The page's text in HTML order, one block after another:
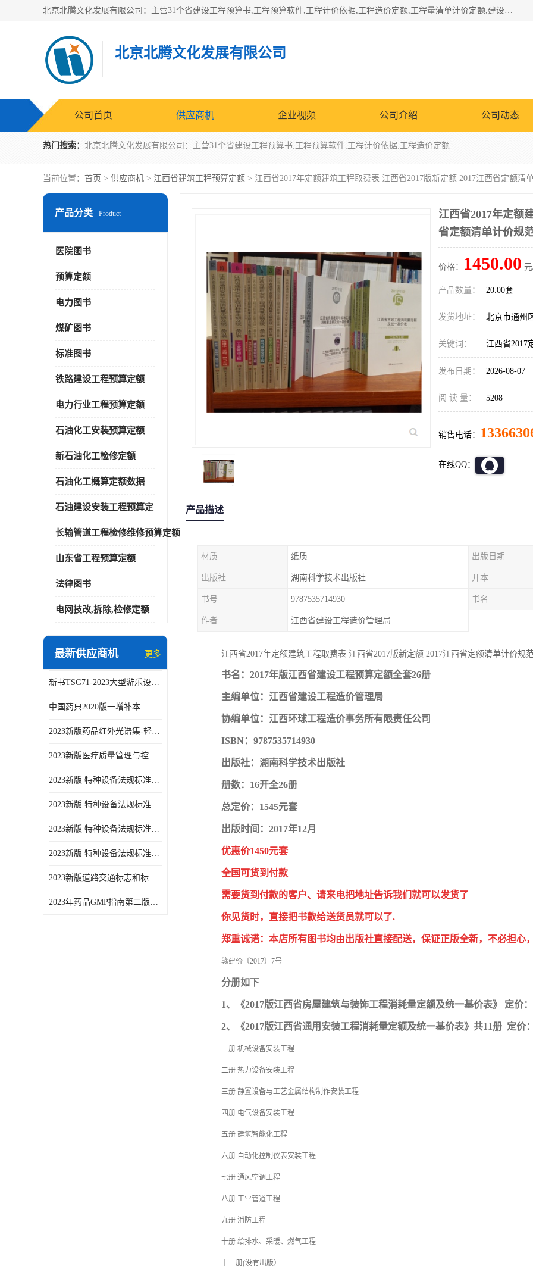
北京北腾文化发展有限公司：主营31个省建设工程预算书,工程预算软件,工程计价依据,工程造价定额,工程量清单计价定额,建设工程量消耗量定额,各行业工程预算定额,铁路定额,电力定额,矿山定额,*,黄金定额,钢铁企业检修定额,中石化安装检修定额,煤矿图书,医院书籍等.诚信的经营，在发展的同时公司不忘不断总结不断优化为客户的服务，和一如既往的热情赢得了新老客户的极高评价及青睐。
北京北腾文化发展有限公司
公司首页 供应商机 企业视频 公司介绍 公司动态
热门搜索： 北京北腾文化发展有限公司：主营31个省建设工程预算书,工程预算软件,工程计价依据,工程造价定额,工程量清单计价定额,建设工程量消耗量定额,各行业工程预算定额,铁路定额,电力定额,矿山定额,*,黄金定额,钢铁企业检修定额,中石化安装检修定额,煤矿图书,医院书籍等.诚信的经营，在发展的同时公司不忘不断总结不断优化为客户的服务，和一如既往的热情赢得了新老客户的极高评价及青睐。
当前位置： 首页 > 供应商机 > 江西省建筑工程预算定额 > 江西省2017年定额建筑工程取费表 江西省2017版新定额 2017江西省定额清
产品分类 Product
医院图书
预算定额
电力图书
煤矿图书
标准图书
铁路建设工程预算定额
电力行业工程预算定额
石油化工安装预算定额
新石油化工检修定额
石油化工概算定额数据
石油建设安装工程预算定
长输管道工程检修维修预算定额
山东省工程预算定额
法律图书
电网技改,拆除,检修定额
最新供应商机 更多
新书TSG71-2023大型游乐设施安全技术规程
中国药典2020版一增补本
2023新版药品红外光谱集-轻工业出版社
2023新版医疗质量管理与控制指标汇编5.0版
2023新版 特种设备法规标准手册 机电类标准客运索道卷
2023新版 特种设备法规标准手册 机电类标准游乐设施卷
2023新版 特种设备法规标准手册 安全技术规范卷共三本
2023新版 特种设备法规标准手册 机电类标准电梯卷 共两本
2023新版道路交通标志和标线手册
2023年药品GMP指南第二版全6册
江西省2017年定额
省定额清单计价规
价格： 1450.00
产品数量： 20.00套
发货地址： 北京市通州
关键词： 江西省2017
发布日期： 2026-08-07
阅 读 量： 5208
销售电话：
在线QQ：
产品描述
材质 纸质 出版日期
出版社 湖南科学技术出版社 开本
书号 9787535714930 书名
作者 江西省建设工程造价管理局
江西省2017年定额建筑工程取费表 江西省2017版新定额 2017江西省定额清单计价规
书名：2017年版江西省建设工程预算定额全套26册
主编单位：江西省建设工程造价管理局
协编单位：江西环球工程造价事务所有限责任公司
ISBN：9787535714930
出版社：湖南科学技术出版社
册数：16开全26册
总定价：1545元套
出版时间：2017年12月
优惠价1450元套
全国可货到付款
需要货到付款的客户、请来电把地址告诉我们就可以发货了
你见货时，直接把书款给送货员就可以了.
郑重诚诺：本店所有图书均由出版社直接配送，保证正版全新，不必担心
赣建价〔2017〕7号
分册如下
1、《2017版江西省房屋建筑与装饰工程消耗量定额及统一基价表》 定价
2、《2017版江西省通用安装工程消耗量定额及统一基价表》共11册 定价
一册 机械设备安装工程
二册 热力设备安装工程
三册 静置设备与工艺金属结构制作安装工程
四册 电气设备安装工程
五册 建筑智能化工程
六册 自动化控制仪表安装工程
七册 通风空调工程
八册 工业管道工程
九册 消防工程
十册 给排水、采暖、燃气工程
十一册(没有出版）